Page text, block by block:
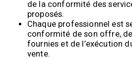
de la conformité des
proposés.
Chaque professionnel est
conformité de son offre,
fournies et de l’exécution
vente.